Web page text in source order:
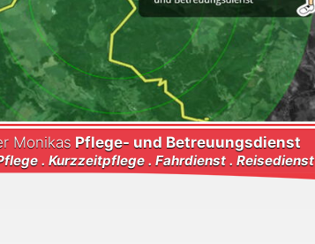
Monikas Pflege- und Betreuungsdienst
. Kurzzeitpflege . Fahrdienst . Reisedienst